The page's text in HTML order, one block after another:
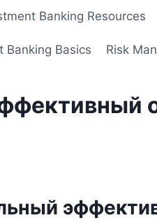
Banking Resources
Banking Basics Risk